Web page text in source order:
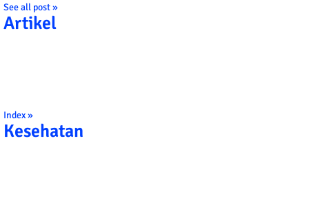
See all post »
Artikel
Index »
Kesehatan